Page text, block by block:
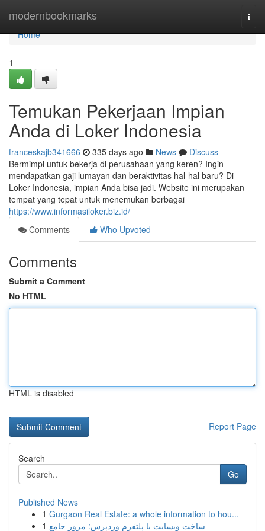
modernbookmarks
Home
Home
1
Temukan Pekerjaan Impian
Anda di Loker Indonesia
franceskajb341666 335 days ago News
Discuss
Bermimpi untuk bekerja di perusahaan yang keren? Ingin
mendapatkan gaji lumayan dan beraktivitas hal-hal baru? Di
Loker Indonesia, impian Anda bisa jadi. Website ini merupakan
tempat yang tepat untuk menemukan berbagai
https://www.informasiloker.biz.id/
Comments
Who Upvoted
Comments
Submit a Comment
No HTML
HTML is disabled
Report Page
Search
Go
Published News
1 Gurgaon Real Estate: a whole information to hou...
1 ساخت وبسایت با پلتفرم وردپرس: مرور جامع